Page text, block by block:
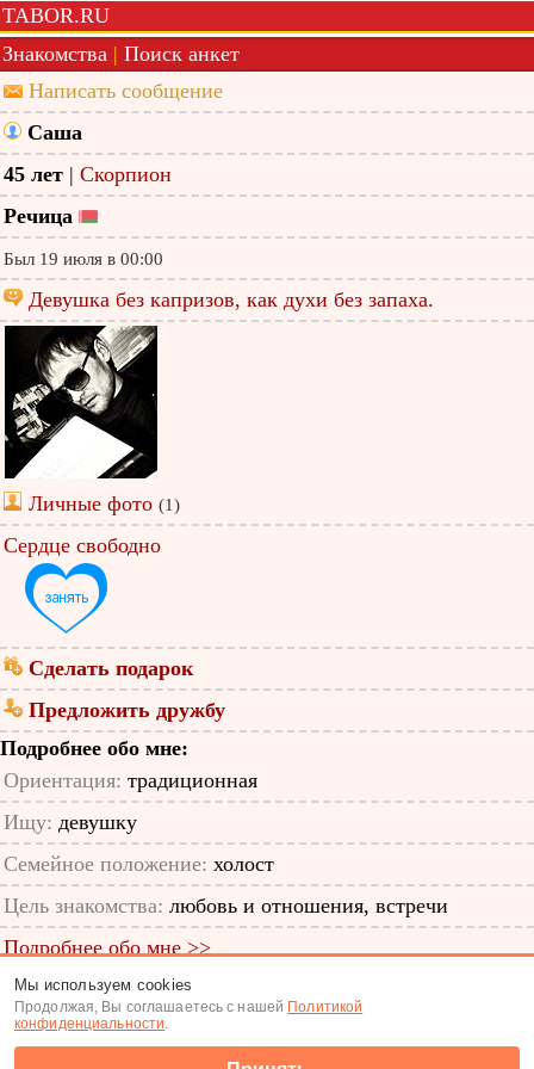
TABOR.RU
Знакомства | Поиск анкет
Написать сообщение
Саша
45 лет | Скорпион
Речица
Был 19 июля в 00:00
Девушка без капризов, как духи без запаха.
Личные фото (1)
Сердце свободно
Сделать подарок
Предложить дружбу
Подробнее обо мне:
Ориентация: традиционная
Ищу: девушку
Семейное положение: холост
Цель знакомства: любовь и отношения, встречи
Подробнее обо мне >>
ID анкеты: 12399471
Знакомства|Поиск анкет
Мы используем cookies
Продолжая, Вы соглашаетесь с нашей Политикой
конфиденциальности.